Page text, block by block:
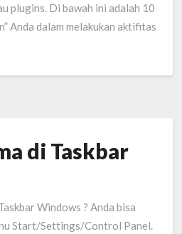
plugins. Di bawah ini adalah 10
Anda dalam melakukan aktifitas
di Taskbar
Windows ? Anda bisa
Start/Settings/Control Panel.